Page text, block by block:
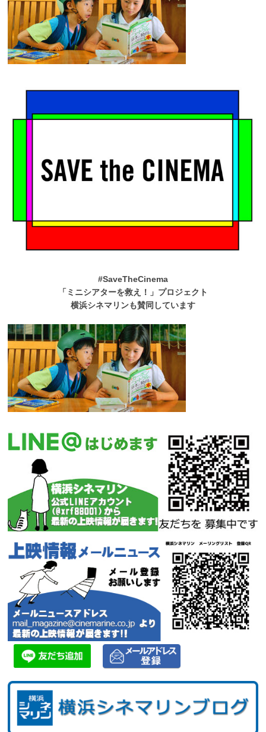
#SaveTheCinema
「ミニシアターを救え！」プロジェクト
横浜シネマリンも賛同しています